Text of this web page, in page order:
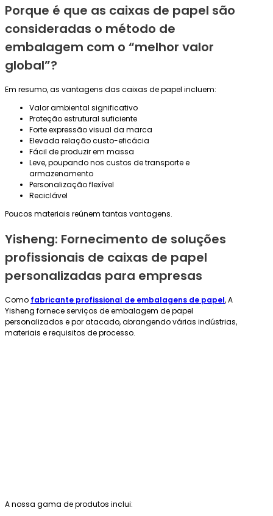
Porque é que as caixas de papel são
consideradas o método de
embalagem com o “melhor valor
global”?
Em resumo, as vantagens das caixas de papel incluem:
Valor ambiental significativo
Proteção estrutural suficiente
Forte expressão visual da marca
Elevada relação custo-eficácia
Fácil de produzir em massa
Leve, poupando nos custos de transporte e
armazenamento
Personalização flexível
Reciclável
Poucos materiais reúnem tantas vantagens.
Yisheng: Fornecimento de soluções
profissionais de caixas de papel
personalizadas para empresas
Como fabricante profissional de embalagens de papel, A
Yisheng fornece serviços de embalagem de papel
personalizados e por atacado, abrangendo várias indústrias,
materiais e requisitos de processo.
A nossa gama de produtos inclui: